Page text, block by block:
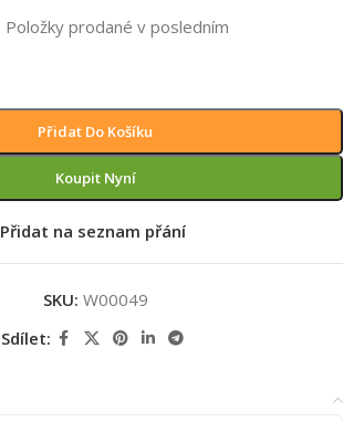
Položky prodané v posledním
Přidat Do Košíku
Koupit Nyní
Přidat na seznam přání
SKU: W00049
Sdílet: